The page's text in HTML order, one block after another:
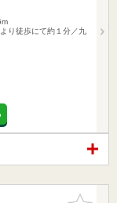
り徒歩にて約１分／九
お気に入